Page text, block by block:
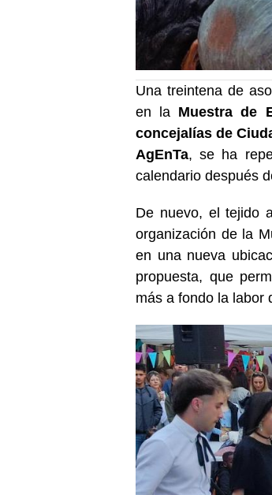
Una treintena de
en la Muestra de
concejalías de
AgEnTa, se ha
calendario después
De nuevo, el tejido
organización de la
en una nueva
propuesta, que
más a fondo la labor